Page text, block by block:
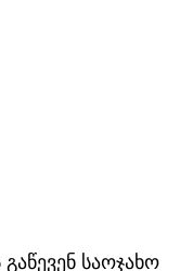
საოჯახო